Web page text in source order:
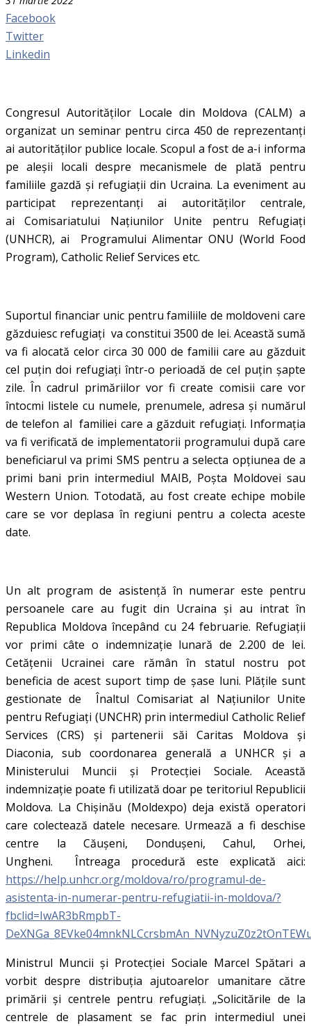
Facebook
Twitter
Linkedin
Congresul Autorităților Locale din Moldova (CALM) a
organizat un seminar pentru circa 450 de reprezentanți
ai autorităților publice locale. Scopul a fost de a-i informa
pe aleșii locali despre mecanismele de plată pentru
familiile gazdă și refugiații din Ucraina. La eveniment au
participat reprezentanți ai autorităților centrale,
ai Comisariatului Națiunilor Unite pentru Refugiați
(UNHCR), ai
Programului Alimentar ONU (World Food
Program), Catholic Relief Services etc.
Suportul financiar unic pentru familiile de moldoveni care
găzduiesc refugiați va constitui 3500 de lei. Această sumă
va fi alocată celor circa 30 000 de familii care au găzduit
cel puțin doi refugiați într-o perioadă de cel puțin șapte
zile. În cadrul primăriilor vor fi create comisii care vor
întocmi listele cu numele, prenumele, adresa și numărul
de telefon al familiei care a găzduit refugiați. Informația
va fi verificată de implementatorii programului după care
beneficiarul va primi SMS pentru a selecta opțiunea de a
primi bani prin intermediul MAIB, Poșta Moldovei sau
Western Union. Totodată, au fost create echipe mobile
care se vor deplasa în regiuni pentru a colecta aceste
date.
Un alt program de asistență în numerar este pentru
persoanele care au fugit din Ucraina și au intrat în
Republica Moldova începând cu 24 februarie. Refugiații
vor primi câte o indemnizație lunară de 2.200 de lei.
Cetățenii Ucrainei care rămân în statul nostru pot
beneficia de acest suport timp de șase luni. Plățile sunt
gestionate de Înaltul Comisariat al Națiunilor Unite
pentru Refugiați (UNCHR) prin intermediul Catholic Relief
Services (CRS) și partenerii săi Caritas Moldova și
Diaconia, sub coordonarea generală a UNHCR și a
Ministerului Muncii și Protecției Sociale. Această
indemnizație poate fi utilizată doar pe teritoriul Republicii
Moldova. La Chișinău (Moldexpo) deja există operatori
care colectează datele necesare. Urmează a fi deschise
centre la Căușeni, Dondușeni, Cahul, Orhei,
Ungheni. Întreaga procedură este explicată aici:
https://help.unhcr.org/moldova/ro/programul-de-
asistenta-in-numerar-pentru-refugiatii-in-moldova/?
fbclid=IwAR3bRmpbT-
Ministrul Muncii și Protecției Sociale Marcel Spătari a
vorbit despre distribuția ajutoarelor umanitare către
primării și centrele pentru refugiați. „Solicitările de la
centrele de plasament se fac prin intermediul unei